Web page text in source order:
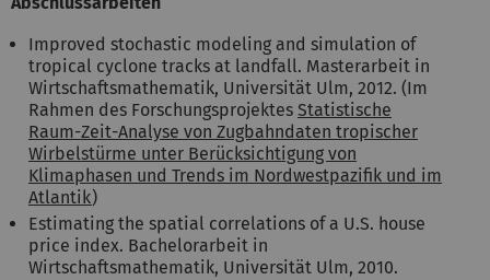
Improved stochastic modeling and simulation of
tropical cyclone tracks at landfall. Masterarbeit in
Wirtschaftsmathematik, Universität Ulm, 2012. (Im
Rahmen des Forschungsprojektes Statistische
Raum-Zeit-Analyse von Zugbahndaten tropischer
Wirbelstürme unter Berücksichtigung von
Klimaphasen und Trends im Nordwestpazifik und im
Atlantik)
Estimating the spatial correlations of a U.S. house
price index. Bachelorarbeit in
Wirtschaftsmathematik, Universität Ulm, 2010.